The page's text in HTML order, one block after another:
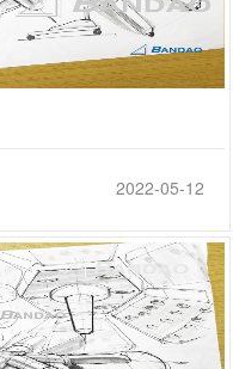
2022-05-12